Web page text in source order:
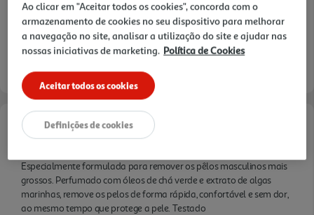
Informações de Marketing
Especialmente formulada para remover os pêlos masculinos mais
grossos. Perfumado com óleos de chá verde e extrato de algas
marinhas, remove os pelos de forma rápida, confortável e sem dor,
ao mesmo tempo que protege a pele. Testado
Ao clicar em "Aceitar todos os cookies", concorda com o
armazenamento de cookies no seu dispositivo para melhorar
a navegação no site, analisar a utilização do site e ajudar nas
nossas iniciativas de marketing. Política de Cookies
Aceitar todos os cookies
Definições de cookies